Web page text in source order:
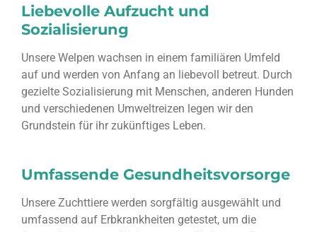
Liebevolle Aufzucht und
Sozialisierung
Unsere Welpen wachsen in einem familiären Umfeld
auf und werden von Anfang an liebevoll betreut. Durch
gezielte Sozialisierung mit Menschen, anderen Hunden
und verschiedenen Umweltreizen legen wir den
Grundstein für ihr zukünftiges Leben.
Umfassende Gesundheitsvorsorge
Unsere Zuchttiere werden sorgfältig ausgewählt und
umfassend auf Erbkrankheiten getestet, um die